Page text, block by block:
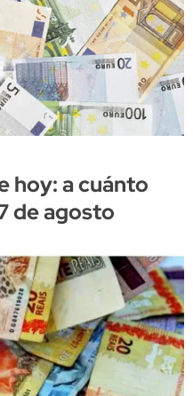
hoy: a cuánto
de agosto